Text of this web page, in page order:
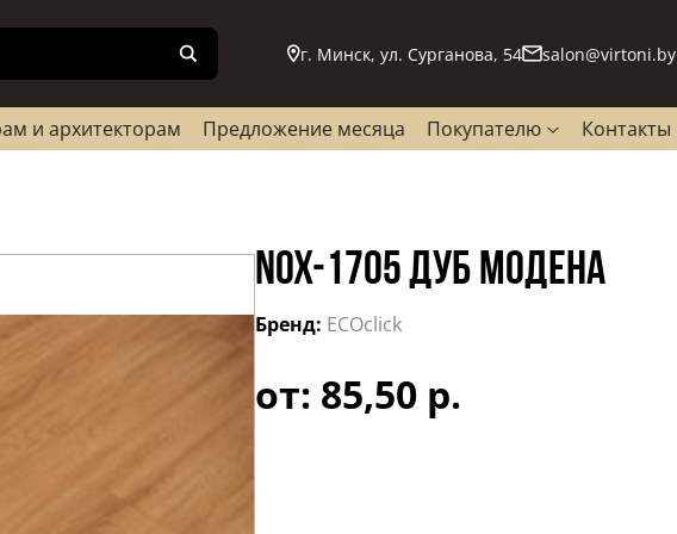
г. Минск, ул. Сурганова, 54 salon@virtoni.by
и архитекторам Предложение месяца Покупателю Контакты
NOX-1705 ДУБ МОДЕНА
Бренд: ECOclick
от: 85,50 р.